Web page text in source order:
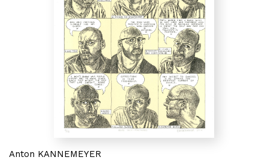
Anton KANNEMEYER